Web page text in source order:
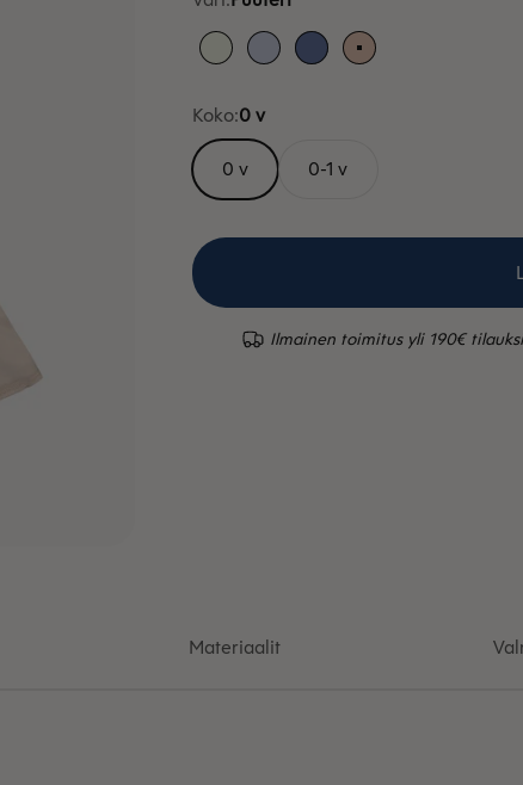
ValkoinenVaaleansininen
MustikkaPuuteri
Koko:0 v
0 v 0-1 v
Ilmainen toimitus yli 190€
Materiaalit